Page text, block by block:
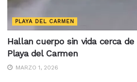
PLAYA DEL CARMEN
Hallan cuerpo sin vida cerca de
Playa del Carmen
MARZO 1, 2026